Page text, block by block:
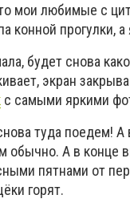
мои любимые с
прогулки,
будет снова
экран
с самыми яркими
туда поедем! А
обычно. А в конце
пятнами от
горят.